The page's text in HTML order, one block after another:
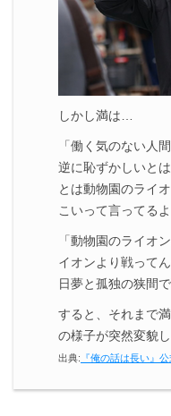
しかし満は…
「働く気のない人
逆に恥ずかしいと
とは動物園のライ
こいって言ってる
「動物園のライオ
イオンより戦って
日夢と孤独の狭間
すると、それまで
の様子が突然変貌
出典: 『俺の話は長い』